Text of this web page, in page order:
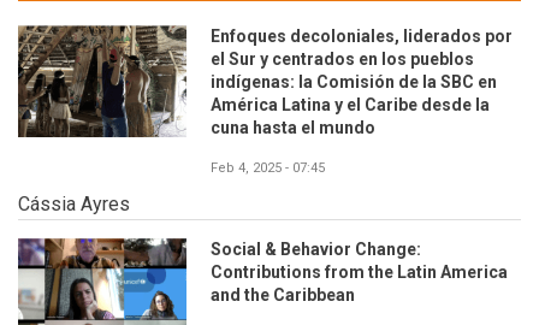
Enfoques decoloniales, liderados por
el Sur y centrados en los pueblos
indígenas: la Comisión de la SBC en
América Latina y el Caribe desde la
cuna hasta el mundo
Feb 4, 2025 - 07:45
Cássia Ayres
Social & Behavior Change:
Contributions from the Latin America
and the Caribbean